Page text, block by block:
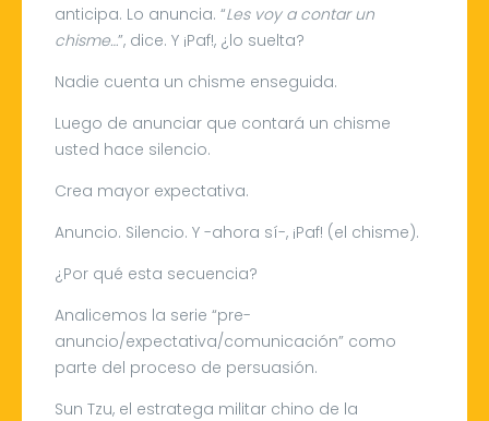
anticipa. Lo anuncia. “Les voy a contar un
chisme…”, dice. Y ¡Paf!, ¿lo suelta?
Nadie cuenta un chisme enseguida.
Luego de anunciar que contará un chisme
usted hace silencio.
Crea mayor expectativa.
Anuncio. Silencio. Y -ahora sí-, ¡Paf! (el chisme).
¿Por qué esta secuencia?
Analicemos la serie “pre-
anuncio/expectativa/comunicación” como
parte del proceso de persuasión.
Sun Tzu, el estratega militar chino de la